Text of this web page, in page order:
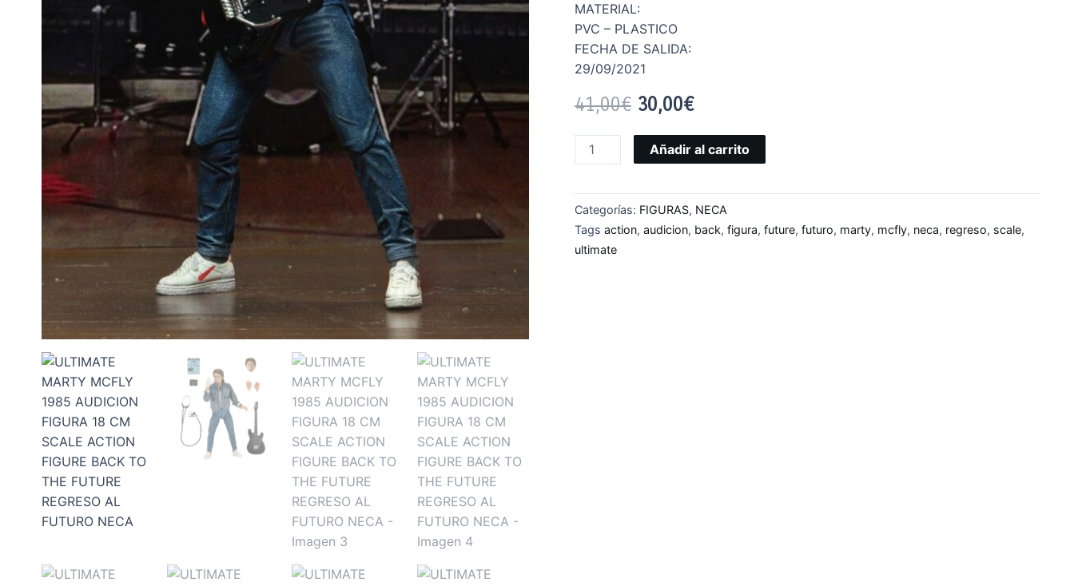
MATERIAL:
PVC – PLASTICO
FECHA DE SALIDA:
29/09/2021
41,00€ 30,00€
Añadir al carrito
Categorías: FIGURAS, NECA
Tags action, audicion, back, figura, future, futuro, marty, mcfly, neca, regreso, scale,
ultimate